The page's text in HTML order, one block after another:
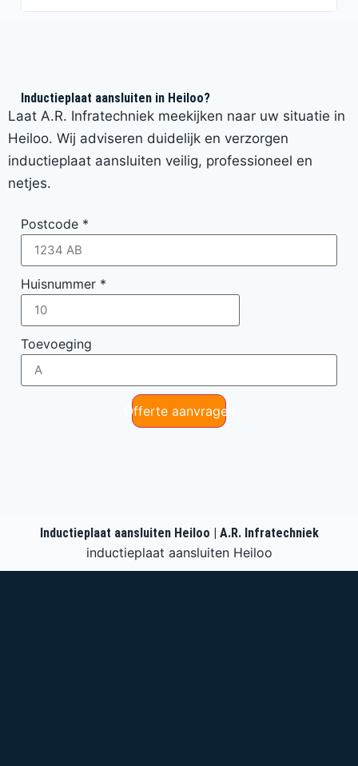
Inductieplaat aansluiten in Heiloo?
Laat A.R. Infratechniek meekijken naar uw situatie in
Heiloo. Wij adviseren duidelijk en verzorgen
inductieplaat aansluiten veilig, professioneel en
netjes.
Postcode *
Huisnummer *
Toevoeging
Offerte aanvragen
Inductieplaat aansluiten Heiloo | A.R. Infratechniek
inductieplaat aansluiten Heiloo